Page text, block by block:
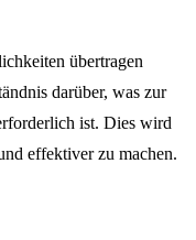
übertragen
darüber, was zur
ist. Dies wird
effektiver zu machen.